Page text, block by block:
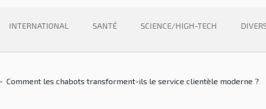
INTERNATIONAL SANTÉ SCIENCE/HIGH-TECH
Comment les chabots transforment-ils le service clientèle moderne ?